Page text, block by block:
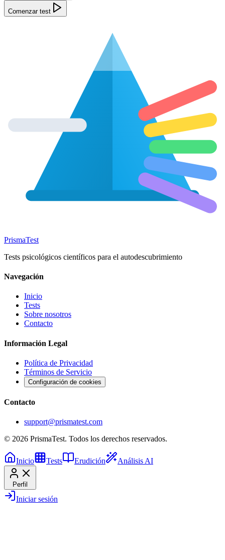
Comenzar test
PrismaTest
Tests psicológicos científicos para el autodescubrimiento
Navegación
Inicio
Tests
Sobre nosotros
Contacto
Información Legal
Política de Privacidad
Términos de Servicio
Configuración de cookies
Contacto
support@prismatest.com
© 2026 PrismaTest. Todos los derechos reservados.
Inicio Tests Erudición Análisis AI
Perfil
Iniciar sesión